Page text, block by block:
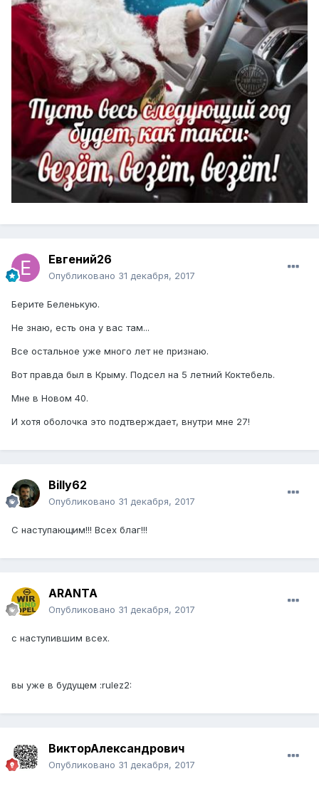
Евгений26
Опубликовано 31 декабря, 2017
Берите Беленькую.
Не знаю, есть она у вас там...
Все остальное уже много лет не признаю.
Вот правда был в Крыму. Подсел на 5 летний Коктебель.
Мне в Новом 40.
И хотя оболочка это подтверждает, внутри мне 27!
Billy62
Опубликовано 31 декабря, 2017
С наступающим!!! Всех благ!!!
ARANTA
Опубликовано 31 декабря, 2017
с наступившим всех.
вы уже в будущем :rulez2:
ВикторАлександрович
Опубликовано 31 декабря, 2017